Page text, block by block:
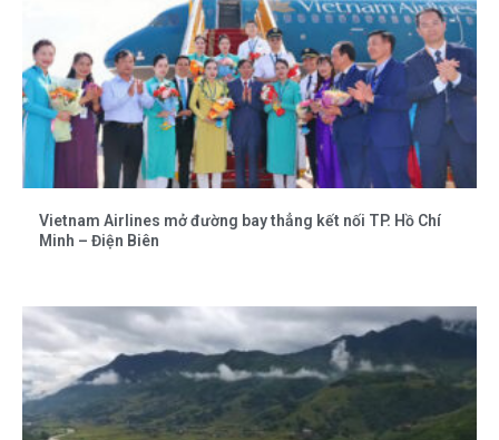
Vietnam Airlines mở đường bay thẳng kết nối TP. Hồ Chí
Minh – Điện Biên